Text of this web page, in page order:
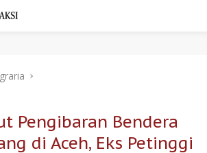
Pengibaran Bendera
di Aceh, Eks Petinggi